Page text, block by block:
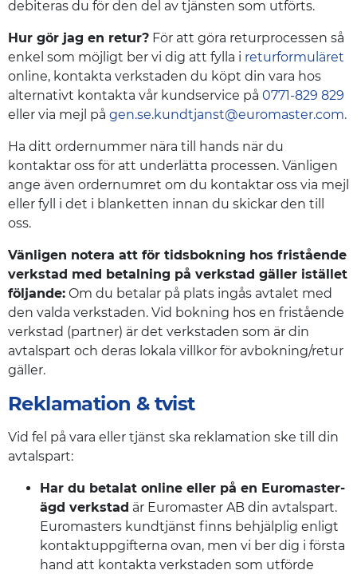
debiteras du för den del av tjänsten som utförts.
Hur gör jag en retur? För att göra returprocessen så
enkel som möjligt ber vi dig att fylla i returformuläret
online, kontakta verkstaden du köpt din vara hos
alternativt kontakta vår kundservice på 0771-829 829
eller via mejl på gen.se.kundtjanst@euromaster.com.
Ha ditt ordernummer nära till hands när du
kontaktar oss för att underlätta processen. Vänligen
ange även ordernumret om du kontaktar oss via mejl
eller fyll i det i blanketten innan du skickar den till
oss.
Vänligen notera att för tidsbokning hos fristående
verkstad med betalning på verkstad gäller istället
följande: Om du betalar på plats ingås avtalet med
den valda verkstaden. Vid bokning hos en fristående
verkstad (partner) är det verkstaden som är din
avtalspart och deras lokala villkor för avbokning/retur
gäller.
Reklamation & tvist
Vid fel på vara eller tjänst ska reklamation ske till din
avtalspart:
Har du betalat online eller på en Euromaster-
ägd verkstad är Euromaster AB din avtalspart.
Euromasters kundtjänst finns behjälplig enligt
kontaktuppgifterna ovan, men vi ber dig i första
hand att kontakta verkstaden som utförde